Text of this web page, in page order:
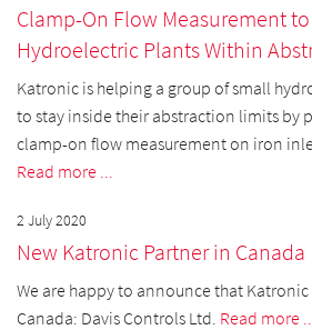
Clamp-On Flow Measurement
Hydroelectric Plants Within
Katronic is helping a group of small
to stay inside their abstraction limits by
clamp-on flow measurement on iron
Read more ...
2 July 2020
New Katronic Partner in Canada
We are happy to announce that
Canada: Davis Controls Ltd. Read more ...